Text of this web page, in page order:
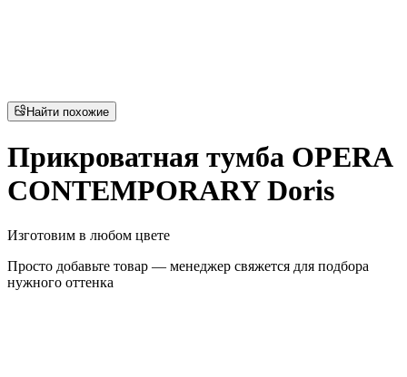
Найти похожие
Прикроватная тумба OPERA
CONTEMPORARY Doris
Изготовим в любом цвете
Просто добавьте товар — менеджер свяжется для подбора
нужного оттенка